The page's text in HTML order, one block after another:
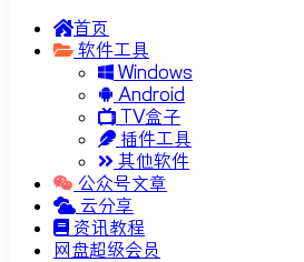
首页
软件工具
Windows
Android
TV盒子
插件工具
其他软件
公众号文章
云分享
资讯教程
网盘超级会员